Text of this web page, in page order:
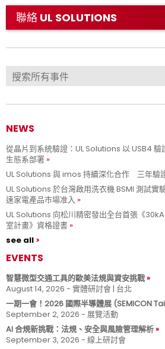
聯絡 UL SOLUTIONS
NEWS
從晶片到系統驗證：UL Solutions 以 USB4 驗
生態系部署
UL Solutions 與 imos 持續深化合作 三年驗
UL Solutions 於台灣啟用洗衣機 BSMI 測試
速家電產品市場准入
UL Solutions 向松川精密發出全台首張《
室計畫》資格證書
see all
EVENTS
智慧微型交通工具的歐美法規與資安挑戰
August 14, 2026 - 實體研討會 | 台北
一期一會！2026 國際半導體展 (SEMICON
September 2, 2026 - 展覽活動
AI 合規新挑戰：法規、安全與風險管理解析
September 3, 2026 - 線上研討會